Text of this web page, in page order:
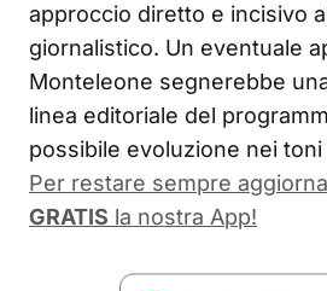
approccio diretto e incisivo
giornalistico. Un eventuale
Monteleone segnerebbe
linea editoriale del
possibile evoluzione nei
Per restare sempre
GRATIS la nostra App!